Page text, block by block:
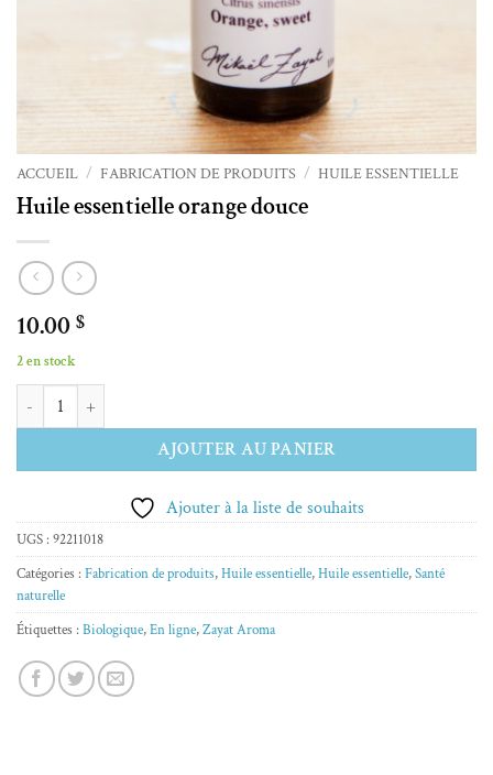
ACCUEIL / FABRICATION DE PRODUITS / HUILE ESSENTIELLE
Huile essentielle orange douce
10.00 $
2 en stock
quantité de Huile essentielle orange douce
AJOUTER AU PANIER
Alternative:
Ajouter à la liste de souhaits
UGS : 92211018
Catégories : Fabrication de produits,Huile essentielle,Huile essentielle,Santé
naturelle
Étiquettes : Biologique,En ligne,Zayat Aroma